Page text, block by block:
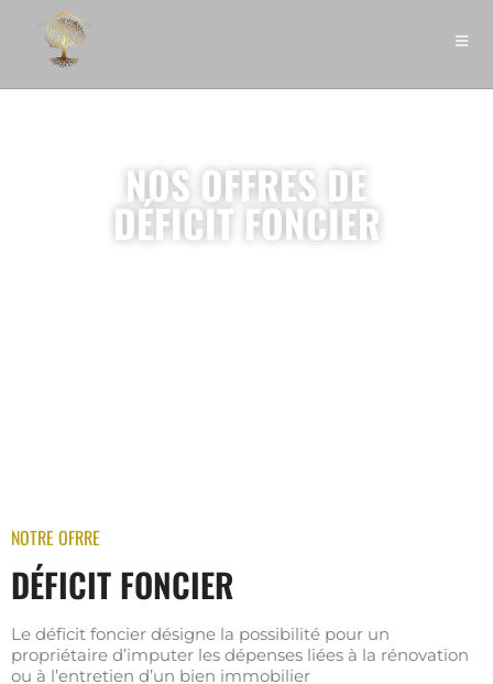
NOS OFFRES DE
DÉFICIT FONCIER
NOTRE OFRRE
DÉFICIT FONCIER
Le déficit foncier désigne la possibilité pour un
propriétaire d’imputer les dépenses liées à la rénovation
ou à l’entretien d’un bien immobilier